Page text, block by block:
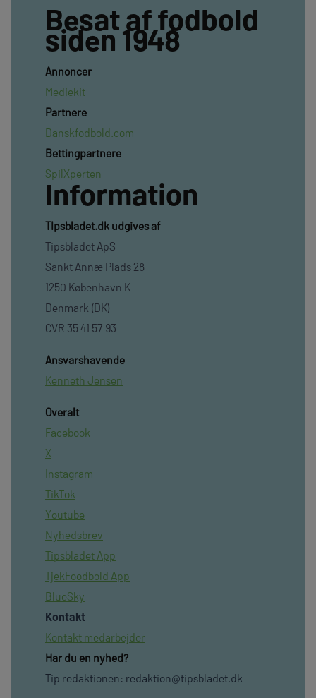
Besat af fodbold
siden 1948
Annoncer
Mediekit
Partnere
Danskfodbold.com
Bettingpartnere
SpilXperten
Information
TIpsbladet.dk udgives af
Tipsbladet ApS
Sankt Annæ Plads 28
1250 København K
Denmark (DK)
CVR 35 41 57 93
Ansvarshavende
Kenneth Jensen
Overalt
Facebook
X
Instagram
TikTok
Youtube
Nyhedsbrev
Tipsbladet App
TjekFoodbold App
BlueSky
Kontakt
Kontakt medarbejder
Har du en nyhed?
Tip redaktionen: redaktion@tipsbladet.dk